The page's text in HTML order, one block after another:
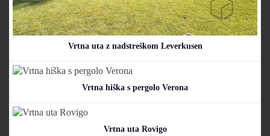
Vrtna uta z nadstreškom Leverkusen
Vrtna hiška s pergolo Verona
Vrtna uta Rovigo